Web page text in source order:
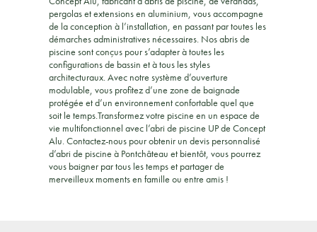
pergolas et extensions en aluminium, vous accompagne
de la conception à l’installation, en passant par toutes les
démarches administratives nécessaires. Nos abris de
piscine sont conçus pour s’adapter à toutes les
configurations de bassin et à tous les styles
architecturaux. Avec notre système d’ouverture
modulable, vous profitez d’une zone de baignade
protégée et d’un environnement confortable quel que
soit le temps.Transformez votre piscine en un espace de
vie multifonctionnel avec l’abri de piscine UP de Concept
Alu. Contactez-nous pour obtenir un devis personnalisé
d’abri de piscine à Pontchâteau et bientôt, vous pourrez
vous baigner par tous les temps et partager de
merveilleux moments en famille ou entre amis !